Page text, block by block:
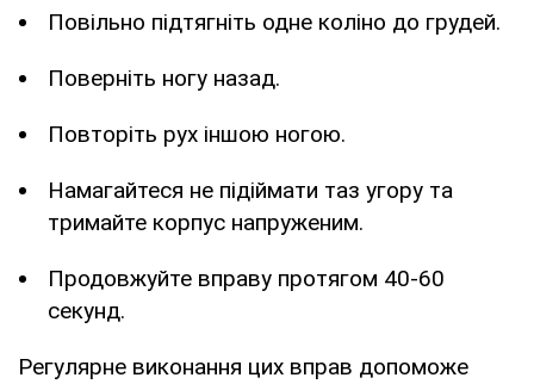
Повільно підтягніть одне коліно до грудей.
Поверніть ногу назад.
Повторіть рух іншою ногою.
Намагайтеся не підіймати таз угору та
тримайте корпус напруженим.
Продовжуйте вправу протягом 40-60
секунд.
Регулярне виконання цих вправ допоможе